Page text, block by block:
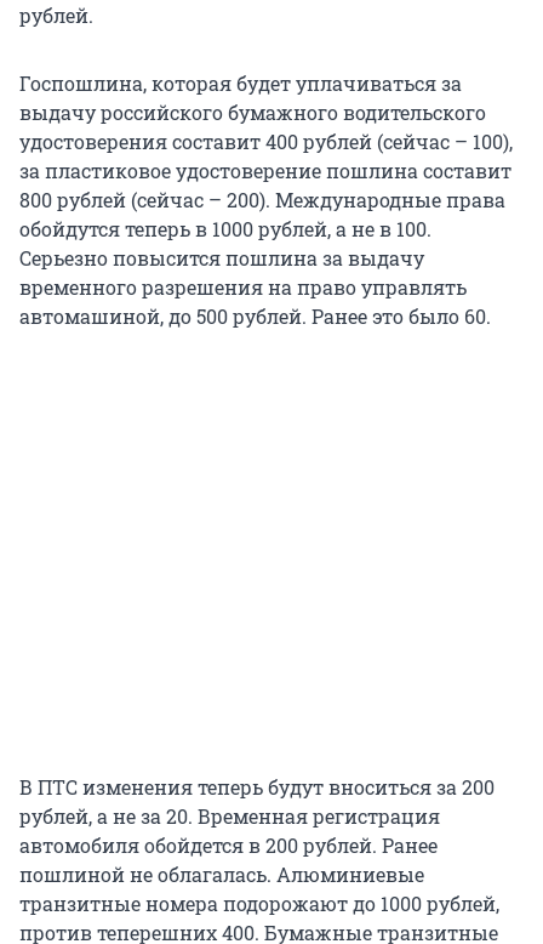
рублей.
Госпошлина, которая будет уплачиваться за
выдачу российского бумажного водительского
удостоверения составит 400 рублей (сейчас – 100),
за пластиковое удостоверение пошлина составит
800 рублей (сейчас – 200). Международные права
обойдутся теперь в 1000 рублей, а не в 100.
Серьезно повысится пошлина за выдачу
временного разрешения на право управлять
автомашиной, до 500 рублей. Ранее это было 60.
В ПТС изменения теперь будут вноситься за 200
рублей, а не за 20. Временная регистрация
автомобиля обойдется в 200 рублей. Ранее
пошлиной не облагалась. Алюминиевые
транзитные номера подорожают до 1000 рублей,
против теперешних 400. Бумажные транзитные